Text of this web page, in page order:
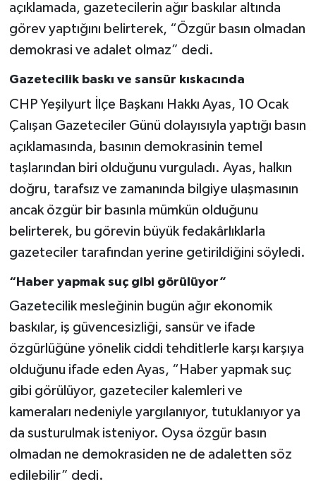
açıklamada, gazetecilerin ağır baskılar altında
görev yaptığını belirterek, “Özgür basın olmadan
demokrasi ve adalet olmaz” dedi.
Gazetecilik baskı ve sansür kıskacında
CHP Yeşilyurt İlçe Başkanı Hakkı Ayas, 10 Ocak
Çalışan Gazeteciler Günü dolayısıyla yaptığı basın
açıklamasında, basının demokrasinin temel
taşlarından biri olduğunu vurguladı. Ayas, halkın
doğru, tarafsız ve zamanında bilgiye ulaşmasının
ancak özgür bir basınla mümkün olduğunu
belirterek, bu görevin büyük fedakârlıklarla
gazeteciler tarafından yerine getirildiğini söyledi.
“Haber yapmak suç gibi görülüyor”
Gazetecilik mesleğinin bugün ağır ekonomik
baskılar, iş güvencesizliği, sansür ve ifade
özgürlüğüne yönelik ciddi tehditlerle karşı karşıya
olduğunu ifade eden Ayas, “Haber yapmak suç
gibi görülüyor, gazeteciler kalemleri ve
kameraları nedeniyle yargılanıyor, tutuklanıyor ya
da susturulmak isteniyor. Oysa özgür basın
olmadan ne demokrasiden ne de adaletten söz
edilebilir” dedi.